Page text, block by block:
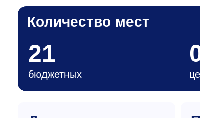
Количество мест
21
бюджетных